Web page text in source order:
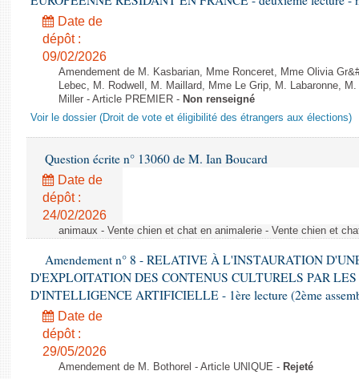
Date de
dépôt :
09/02/2026
Amendement de M. Kasbarian, Mme Ronceret, Mme Olivia
Lebec, M. Rodwell, M. Maillard, Mme Le Grip, M. Labaronne,
Miller - Article PREMIER - Non renseigné
Voir le dossier (Droit de vote et éligibilité des étrangers aux élections)
Question écrite n° 13060 de M. Ian Boucard
Date de
dépôt :
24/02/2026
animaux - Vente chien et chat en animalerie - Vente chien et
Amendement n° 8 - RELATIVE À L'INSTAURATION
D'EXPLOITATION DES CONTENUS CULTURELS PAR LES
D'INTELLIGENCE ARTIFICIELLE - 1ère lecture (2ème
Date de
dépôt :
29/05/2026
Amendement de M. Bothorel - Article UNIQUE - Rejeté